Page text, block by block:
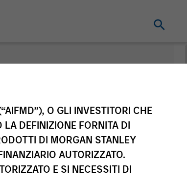
O GLI INVESTITORI CHE
DEFINIZIONE FORNITA DI
DI MORGAN STANLEY
AUTORIZZATO.
E SI NECESSITI DI